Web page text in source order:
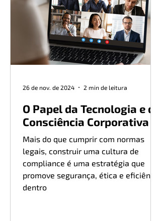
O Papel da Tecnologia e da
Consciência Corporativa
Mais do que cumprir com normas
legais, construir uma cultura de
compliance é uma estratégia que
promove segurança, ética e eficiência
dentro
26 de nov. de 2024 2 min de leitura